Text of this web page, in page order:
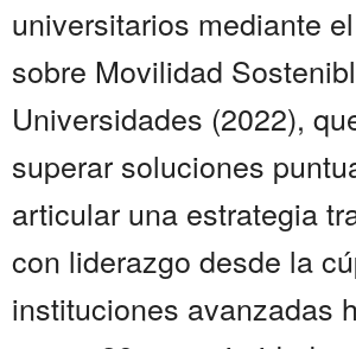
universitarios mediante
sobre Movilidad
Universidades (2022),
superar soluciones
articular una estrategia
con liderazgo desde la
instituciones avanzadas